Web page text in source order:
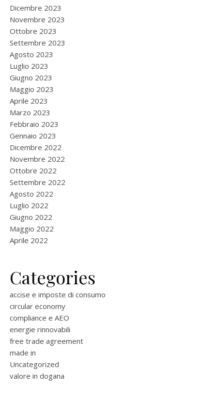
Dicembre 2023
Novembre 2023
Ottobre 2023
Settembre 2023
Agosto 2023
Luglio 2023
Giugno 2023
Maggio 2023
Aprile 2023
Marzo 2023
Febbraio 2023
Gennaio 2023
Dicembre 2022
Novembre 2022
Ottobre 2022
Settembre 2022
Agosto 2022
Luglio 2022
Giugno 2022
Maggio 2022
Aprile 2022
Categories
accise e imposte di consumo
circular economy
compliance e AEO
energie rinnovabili
free trade agreement
made in
Uncategorized
valore in dogana